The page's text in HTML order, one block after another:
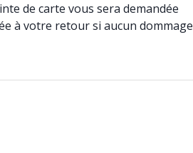
de carte vous sera demandée
à votre retour si aucun dommage